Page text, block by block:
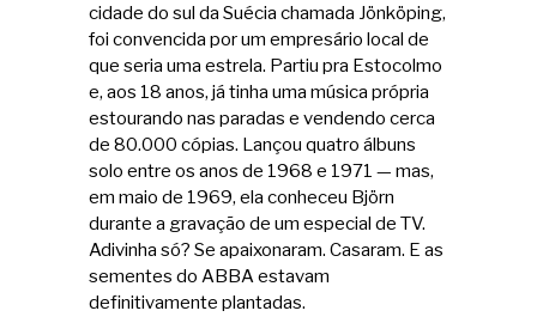
cidade do sul da Suécia chamada Jönköping,
foi convencida por um empresário local de
que seria uma estrela. Partiu pra Estocolmo
e, aos 18 anos, já tinha uma música própria
estourando nas paradas e vendendo cerca
de 80.000 cópias. Lançou quatro álbuns
solo entre os anos de 1968 e 1971 — mas,
em maio de 1969, ela conheceu Björn
durante a gravação de um especial de TV.
Adivinha só? Se apaixonaram. Casaram. E as
sementes do ABBA estavam
definitivamente plantadas.